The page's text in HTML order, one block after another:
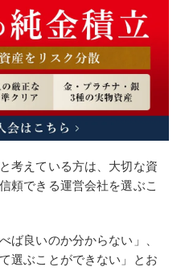
考えている方は、大切な資
頼できる運営会社を選ぶこ
ば良いのか分からない」、
選ぶことができない」とお